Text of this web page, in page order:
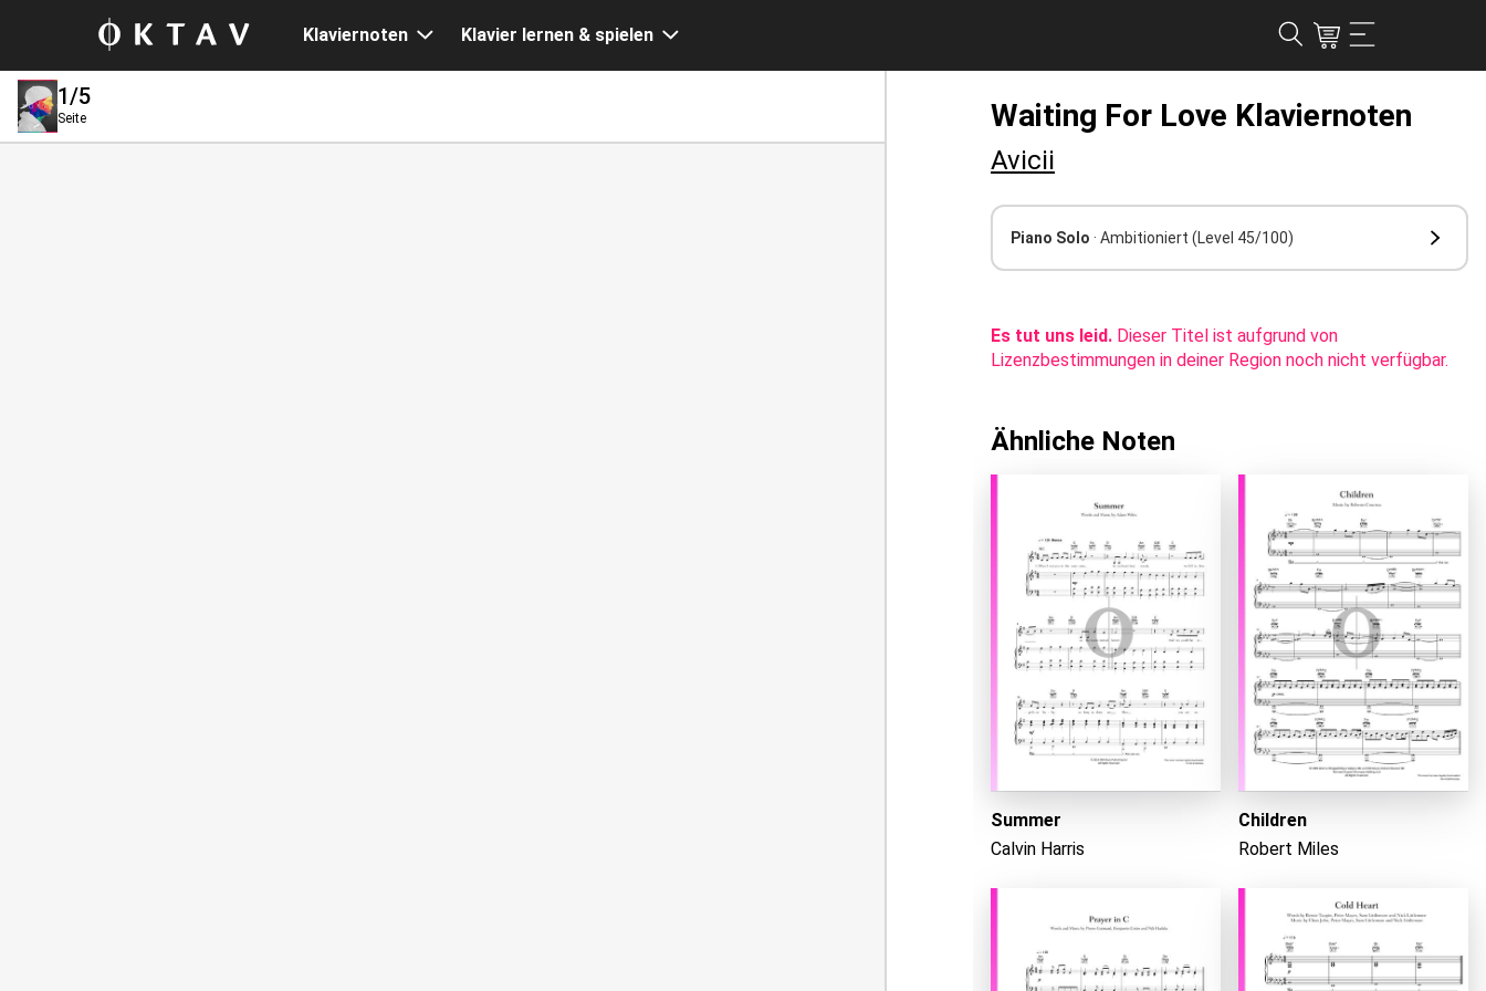
Klaviernoten Klavier lernen & spielen
1/5
Seite Waiting For Love Klaviernoten
Avicii
Piano Solo · Ambitioniert (Level 45/100)
Es tut uns leid. Dieser Titel ist aufgrund von
Lizenzbestimmungen in deiner Region noch nicht verfügbar.
Ähnliche Noten
Summer
Calvin Harris
Children
Robert Miles